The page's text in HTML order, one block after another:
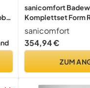
sanicomfort
Komplettset Form
cm – Acryl-
Wannenträger &
Wärmedämmung &
sanicomfort
354,94 €
ZUM